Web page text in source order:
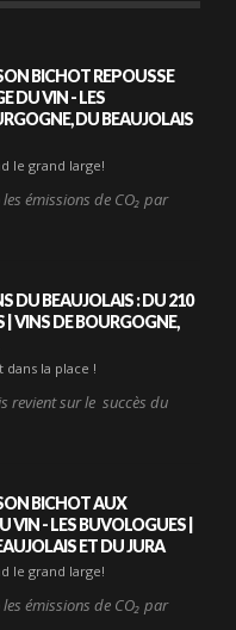
BICHOT REPOUSSE
DU VIN - LES
DU BEAUJOLAIS
le grand large!
émissions de CO₂ par
DU BEAUJOLAIS : DU 210
| VINS DE BOURGOGNE,
dans la place !
revient sur le succès du
BICHOT AUX
VIN - LES BUVOLOGUES |
ET DU JURA
le grand large!
émissions de CO₂ par